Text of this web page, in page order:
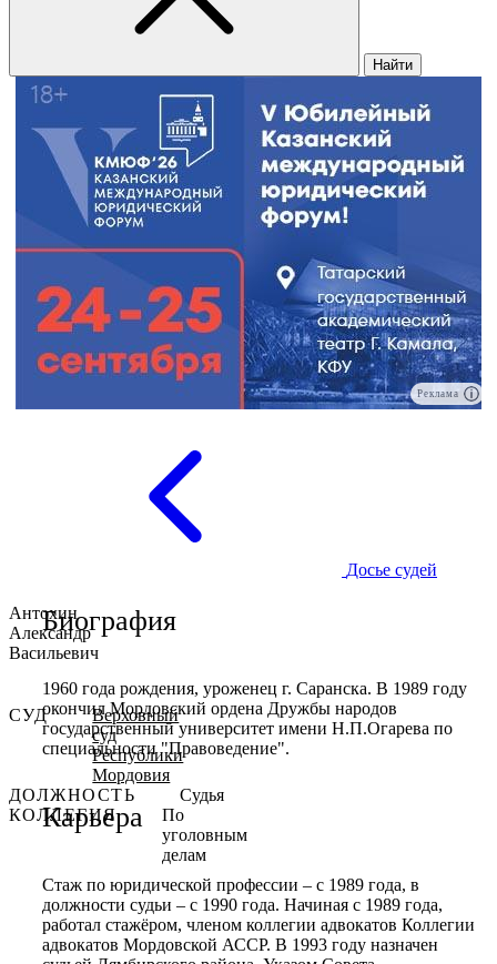
Найти
Реклама
Досье судей
Антохин
Александр
Васильевич
СУД
Верховный
суд
Республики
Мордовия
ДОЛЖНОСТЬ
Судья
КОЛЛЕГИЯ
По
уголовным
делам
Биография
1960 года рождения, уроженец г. Саранска. В 1989 году
окончил Мордовский ордена Дружбы народов
государственный университет имени Н.П.Огарева по
специальности "Правоведение".
Карьера
Стаж по юридической профессии – с 1989 года, в
должности судьи – с 1990 года. Начиная с 1989 года,
работал стажёром, членом коллегии адвокатов Коллегии
адвокатов Мордовской АССР. В 1993 году назначен